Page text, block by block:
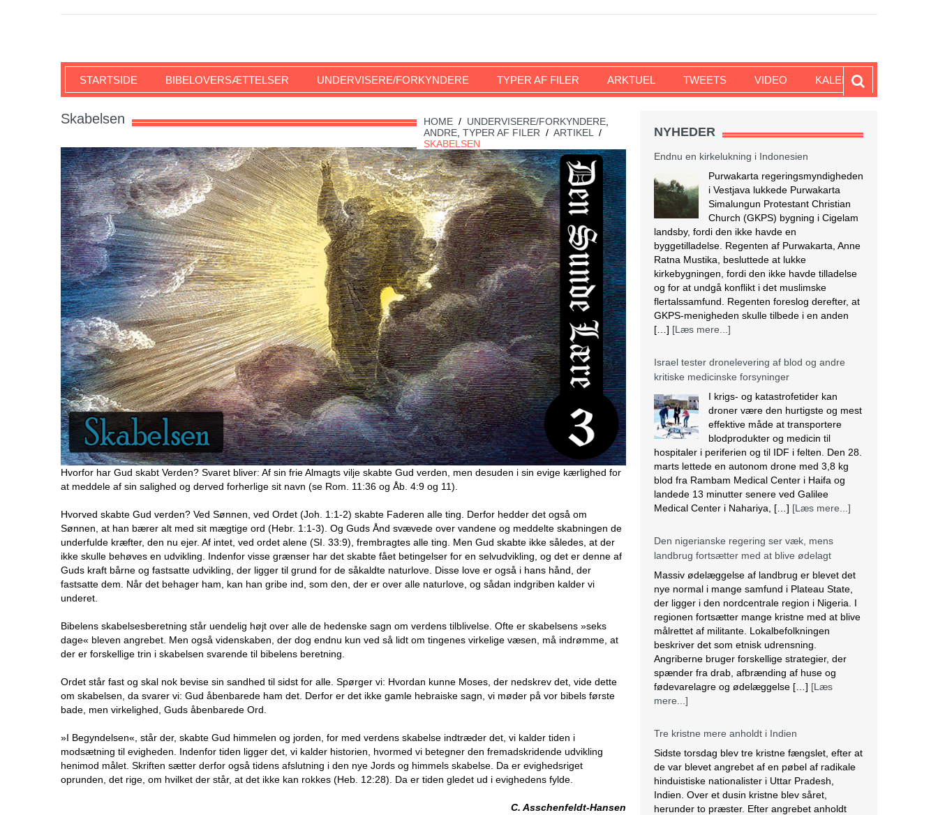
SKRIFTEN
STARTSIDE BIBELOVERSÆTTELSER UNDERVISERE/FORKYNDERE TYPER AF FILER ARKTUEL TWEETS VIDEO KALENDER
HOME / UNDERVISERE/FORKYNDERE
ANDRE TYPER AF FILER / ARTIKEL
/
SKABELSEN
Skabelsen
Hvorfor har Gud skabt Verden? Svaret bliver: Af sin frie Almagts vilje skabte Gud verden, men desuden i sin evige kærlighed for
at meddele af sin salighed og derved forherlige sit navn (se Rom. 11:36 og Åb. 4:9 og 11).
Hvorved skabte Gud verden? Ved Sønnen, ved Ordet (Joh. 1:1-2) skabte Faderen alle ting. Derfor hedder det også om
Sønnen, at han bærer alt med sit mægtige ord (Hebr. 1:1-3). Og Guds Ånd svævede over vandene og meddelte skabningen de
underfulde kræfter, den nu ejer. Af intet, ved ordet alene (SI. 33:9), frembragtes alle ting. Men Gud skabte ikke således, at der
ikke skulle behøves en udvikling. Indenfor visse grænser har det skabte fået betingelser for en selvudvikling, og det er denne af
Guds kraft bårne og fastsatte udvikling, der ligger til grund for de såkaldte naturlove. Disse love er også i hans hånd, der
fastsatte dem. Når det behager ham, kan han gribe ind, som den, der er over alle naturlove, og sådan indgriben kalder vi
underet.
Bibelens skabelsesberetning står uendelig højt over alle de hedenske sagn om verdens tilblivelse. Ofte er skabelsens »seks
dage« bleven angrebet. Men også videnskaben, der dog endnu kun ved så lidt om tingenes virkelige væsen, må indrømme, at
der er forskellige trin i skabelsen svarende til bibelens beretning.
Ordet står fast og skal nok bevise sin sandhed til sidst for alle. Spørger vi: Hvordan kunne Moses, der nedskrev det, vide dette
om skabelsen, da svarer vi: Gud åbenbarede ham det. Derfor er det ikke gamle hebraiske sagn, vi møder på vor bibels første
bade, men virkelighed, Guds åbenbarede Ord.
»I Begyndelsen«, står der, skabte Gud himmelen og jorden, for med verdens skabelse indtræder det, vi kalder tiden i
modsætning til evigheden. Indenfor tiden ligger det, vi kalder historien, hvormed vi betegner den fremadskridende udvikling
henimod målet. Skriften sætter derfor også tidens afslutning i den nye Jords og himmels skabelse. Da er evighedsriget
oprunden, det rige, om hvilket der står, at det ikke kan rokkes (Heb. 12:28). Da er tiden gledet ud i evighedens fylde.
C. Asschenfeldt-Hansen
NYHEDER
Endnu en kirkelukning i Indonesien
Purwakarta regeringsmyndigheden
i Vestjava lukkede Purwakarta
Simalungun Protestant Christian
Church (GKPS) bygning i Cigelam
landsby, fordi den ikke havde en
byggetilladelse. Regenten af Purwakarta, Anne
Ratna Mustika, besluttede at lukke
kirkebygningen, fordi den ikke havde tilladelse
og for at undgå konflikt i det muslimske
flertalssamfund. Regenten foreslog derefter, at
GKPS-menigheden skulle tilbede i en anden
[…] [Læs mere...]
Israel tester dronelevering af blod og andre
kritiske medicinske forsyninger
I krigs- og katastrofetider kan
droner være den hurtigste og mest
effektive måde at transportere
blodprodukter og medicin til
hospitaler i periferien og til IDF i felten. Den 28.
marts lettede en autonom drone med 3,8 kg
blod fra Rambam Medical Center i Haifa og
landede 13 minutter senere ved Galilee
Medical Center i Nahariya, […] [Læs mere...]
Den nigerianske regering ser væk, mens
landbrug fortsætter med at blive ødelagt
Massiv ødelæggelse af landbrug er blevet det
nye normal i mange samfund i Plateau State,
der ligger i den nordcentrale region i Nigeria. I
regionen fortsætter mange kristne med at blive
målrettet af militante. Lokalbefolkningen
beskriver det som etnisk udrensning.
Angriberne bruger forskellige strategier, der
spænder fra drab, afbrænding af huse og
fødevarelagre og ødelæggelse […] [Læs
mere...]
Tre kristne mere anholdt i Indien
Sidste torsdag blev tre kristne fængslet, efter at
de var blevet angrebet af en pøbel af radikale
hinduistiske nationalister i Uttar Pradesh,
Indien. Over et dusin kristne blev såret,
herunder to præster. Efter angrebet anholdt